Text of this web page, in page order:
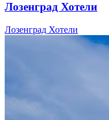
Лозенград Хотели
Лозенград Хотели